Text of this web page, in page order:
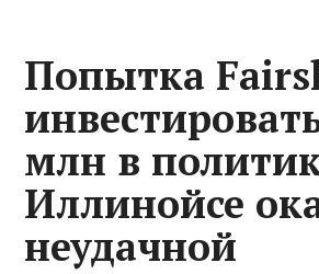
Попытка
млн в
Иллинойсе
неудачной